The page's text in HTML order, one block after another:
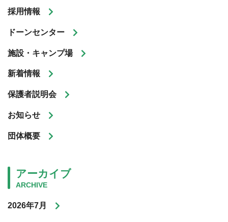
採用情報
ドーンセンター
施設・キャンプ場
新着情報
保護者説明会
お知らせ
団体概要
アーカイブ
ARCHIVE
2026年7月